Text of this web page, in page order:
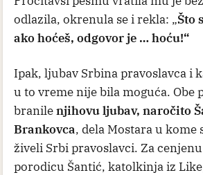
odlazila, okrenula se i rekla: „Što
ako hoćeš, odgovor je … hoću!“
Ipak, ljubav Srbina pravoslavca i
u to vreme nije bila moguća. Obe
branilenjihovu ljubav, naročito
Brankovca, dela Mostara u kome
živeli Srbi pravoslavci. Za
porodicu Šantić, katolkinja iz